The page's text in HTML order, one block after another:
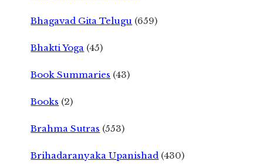
Bhagavad Gita Telugu (659)
Bhakti Yoga (45)
Book Summaries (43)
Books (2)
Brahma Sutras (553)
Brihadaranyaka Upanishad (430)